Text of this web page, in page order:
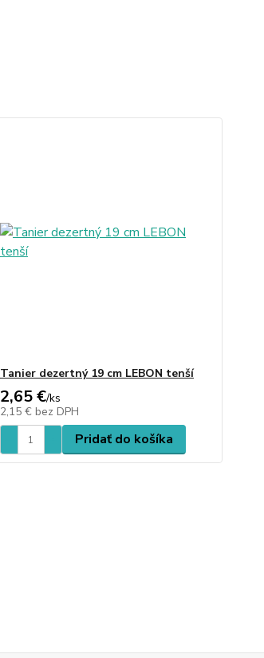
Tanier dezertný 19 cm LEBON tenší
2,65 €/ks
2,15 € bez DPH
Pridať do košíka